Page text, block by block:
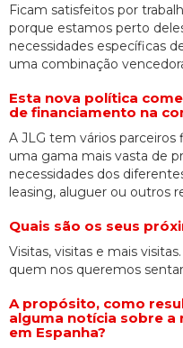
Ficam satisfeitos por
porque estamos perto
necessidades específicas
uma combinação
Esta nova política
de financiamento na
A JLG tem vários
uma gama mais vasta de
necessidades dos
leasing, aluguer ou outros
Quais são os seus
Visitas, visitas e mais
quem nos queremos
A propósito, como
alguma notícia sobre a
em Espanha?